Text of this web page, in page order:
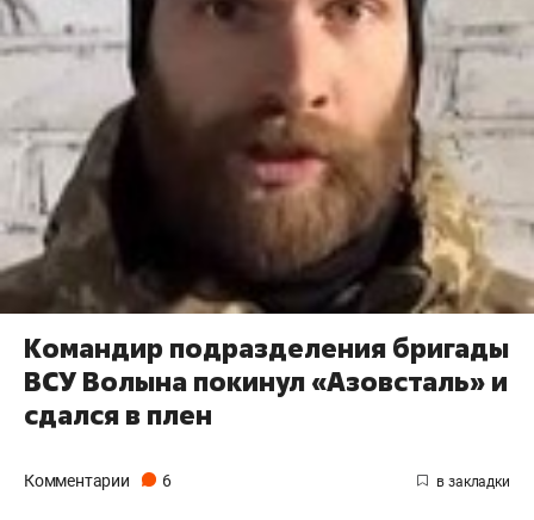
Командир подразделения бригады
ВСУ Волына покинул «Азовсталь» и
сдался в плен
Комментарии 6